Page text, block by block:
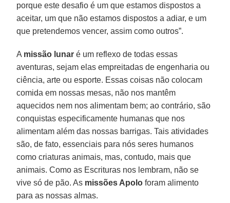
porque este desafio é um que estamos dispostos a
aceitar, um que não estamos dispostos a adiar, e um
que pretendemos vencer, assim como outros”.
A missão lunar é um reflexo de todas essas
aventuras, sejam elas empreitadas de engenharia ou
ciência, arte ou esporte. Essas coisas não colocam
comida em nossas mesas, não nos mantêm
aquecidos nem nos alimentam bem; ao contrário, são
conquistas especificamente humanas que nos
alimentam além das nossas barrigas. Tais atividades
são, de fato, essenciais para nós seres humanos
como criaturas animais, mas, contudo, mais que
animais. Como as Escrituras nos lembram, não se
vive só de pão. As missões Apolo foram alimento
para as nossas almas.